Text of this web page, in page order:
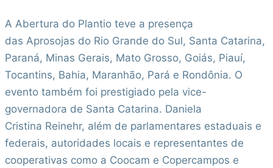
A Abertura do Plantio teve a presença
das Aprosojas do Rio Grande do Sul, Santa Catarina,
Paraná, Minas Gerais, Mato Grosso, Goiás, Piauí,
Tocantins, Bahia, Maranhão, Pará e Rondônia. O
evento também foi prestigiado pela vice-
governadora de Santa Catarina. Daniela
Cristina Reinehr, além de parlamentares estaduais e
federais, autoridades locais e representantes de
cooperativas como a Coocam e Copercampos e